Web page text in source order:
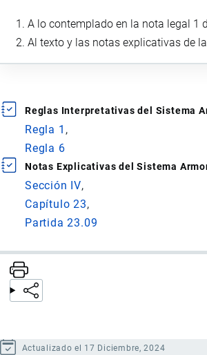
A lo contemplado en la nota legal 1
Al texto y las notas explicativas de
Reglas Interpretativas del Sistema
Regla 1
Regla 6
Notas Explicativas del Sistema
Sección IV
Capítulo 23
Partida 23.09
Actualizado el 17 Diciembre, 2024